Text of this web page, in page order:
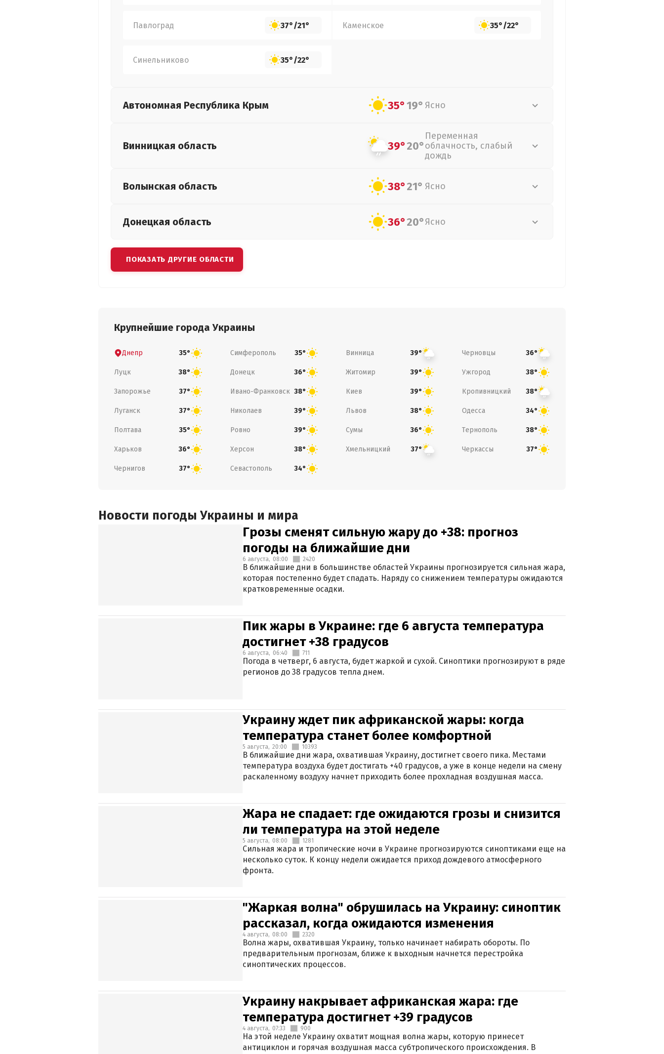
Павлоград 37°/21° Каменское 35°/22°
Синельниково 35°/22°
Автономная Республика Крым 35°19° Ясно
Винницкая область 39°20°
Переменная
облачность, слабый
дождь
Волынская область 38°21° Ясно
Донецкая область 36°20°Ясно
ПОКАЗАТЬ ДРУГИЕ ОБЛАСТИ
Крупнейшие города Украины
Днепр 35° Симферополь 35° Винница 39° Черновцы 36°
Луцк 38° Донецк 36° Житомир 39° Ужгород 38°
Запорожье 37° Ивано-Франковск 38° Киев 39° Кропивницкий 38°
Луганск 37° Николаев 39° Львов 38° Одесса 34°
Полтава 35° Ровно 39° Сумы 36° Тернополь 38°
Харьков 36° Херсон 38° Хмельницкий 37° Черкассы 37°
Чернигов 37° Севастополь 34°
Новости погоды Украины и мира
Грозы сменят сильную жару до +38: прогноз
погоды на ближайшие дни
6 августа, 08:00 2420
В ближайшие дни в большинстве областей Украины прогнозируется сильная жара,
которая постепенно будет спадать. Наряду со снижением температуры ожидаются
кратковременные осадки.
Пик жары в Украине: где 6 августа температура
достигнет +38 градусов
6 августа, 06:40 711
Погода в четверг, 6 августа, будет жаркой и сухой. Синоптики прогнозируют в ряде
регионов до 38 градусов тепла днем.
Украину ждет пик африканской жары: когда
температура станет более комфортной
5 августа, 20:00 10393
В ближайшие дни жара, охватившая Украину, достигнет своего пика. Местами
температура воздуха будет достигать +40 градусов, а уже в конце недели на смену
раскаленному воздуху начнет приходить более прохладная воздушная масса.
Жара не спадает: где ожидаются грозы и снизится
ли температура на этой неделе
5 августа, 08:00 1281
Сильная жара и тропические ночи в Украине прогнозируются синоптиками еще на
несколько суток. К концу недели ожидается приход дождевого атмосферного
фронта.
"Жаркая волна" обрушилась на Украину: синоптик
рассказал, когда ожидаются изменения
4 августа, 08:00 2320
Волна жары, охватившая Украину, только начинает набирать обороты. По
предварительным прогнозам, ближе к выходным начнется перестройка
синоптических процессов.
Украину накрывает африканская жара: где
температура достигнет +39 градусов
4 августа, 07:33 900
На этой неделе Украину охватит мощная волна жары, которую принесет
антициклон и горячая воздушная масса субтропического происхождения. В